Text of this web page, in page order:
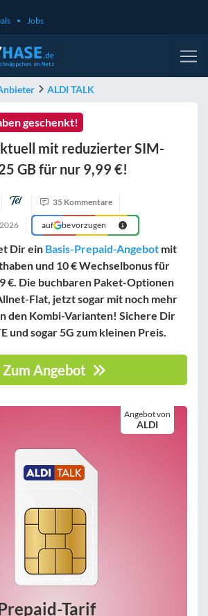
Jobs
ALDI TALK
geschenkt!
mit reduzierter SIM-
GB für nur 9,99 €!
35 Kommentare
auf bevorzugen
Dir ein Basis-Prepaid-Angebot mit
und 10 € Wechselbonus für
€. Die buchbaren Paket-Optionen
Flat, jetzt sogar mit noch mehr
den Kombi-Varianten! Sichere Dir
und sogar 5G zum kleinen Preis.
Zum Angebot
Angebot von
ALDI
Tarif